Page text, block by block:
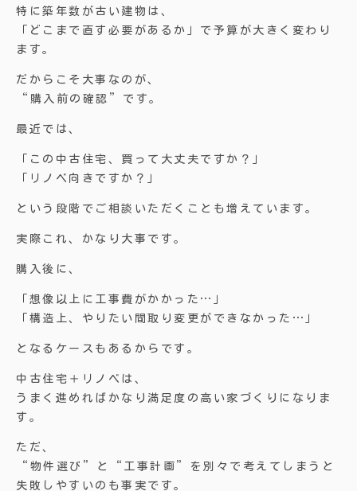
特に築年数が古い建物は、
「どこまで直す必要があるか」で予算が大きく変わり
ます。
だからこそ大事なのが、
“購入前の確認”です。
最近では、
「この中古住宅、買って大丈夫ですか？」
「リノベ向きですか？」
という段階でご相談いただくことも増えています。
実際これ、かなり大事です。
購入後に、
「想像以上に工事費がかかった…」
「構造上、やりたい間取り変更ができなかった…」
となるケースもあるからです。
中古住宅＋リノベは、
うまく進めればかなり満足度の高い家づくりになりま
す。
ただ、
“物件選び”と“工事計画”を別々で考えてしまうと
失敗しやすいのも事実です。